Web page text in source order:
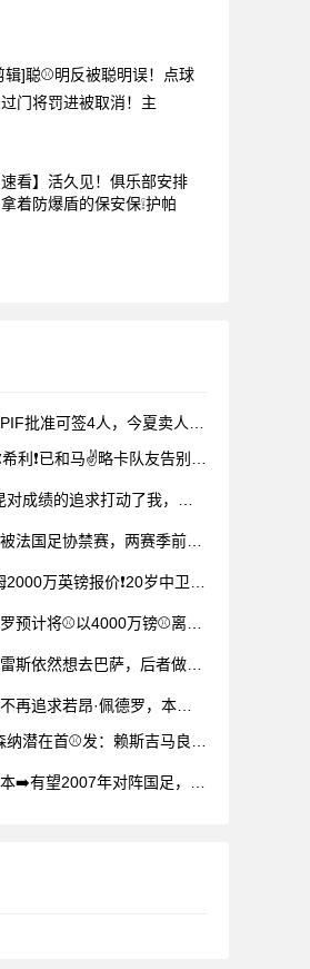
辑]聪⚾明反被聪明误！点球
门将罚进被取消！主
速看】活久见！俱乐部安排
着防爆盾的保安保❕护帕